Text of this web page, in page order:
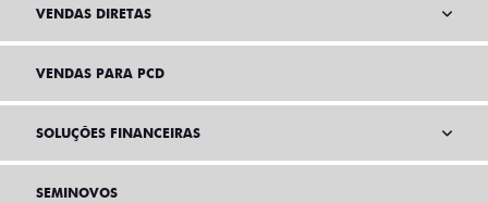
VENDAS DIRETAS
VENDAS PARA PCD
SOLUÇÕES FINANCEIRAS
SEMINOVOS